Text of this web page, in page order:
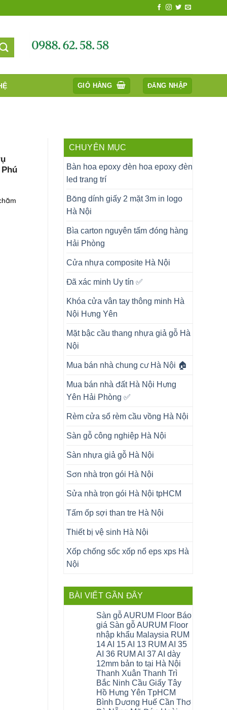
GIỎ HÀNG ĐĂNG NHẬP
CHUYÊN MỤC
Bàn hoa epoxy đèn hoa epoxy đèn
led trang trí
Băng dính giấy 2 mặt 3m in logo
Hà Nội
Bìa carton nguyên tấm đóng hàng
Hải Phòng
Cửa nhựa composite Hà Nội
Đã xác minh Uy tín ✅
Khóa cửa vân tay thông minh Hà
Nội Hưng Yên
Mặt bậc cầu thang nhựa giả gỗ Hà
Nội
Mua bán nhà chung cư Hà Nội 🏠
Mua bán nhà đất Hà Nội Hưng
Yên Hải Phòng ✅
Rèm cửa sổ rèm cầu vồng Hà Nội
Sàn gỗ công nghiệp Hà Nội
Sàn nhựa giả gỗ Hà Nội
Sơn nhà trọn gói Hà Nội
Sửa nhà trọn gói Hà Nội tpHCM
Tấm ốp sợi than tre Hà Nội
Thiết bị vệ sinh Hà Nội
Xốp chống sốc xốp nổ eps xps Hà
Nội
BÀI VIẾT GẦN ĐÂY
Sàn gỗ AURUM Floor Báo
giá Sàn gỗ AURUM Floor
nhập khẩu Malaysia RUM
14 AI 15 AI 13 RUM AI 35
AI 36 RUM AI 37 AI dày
12mm bản to tại Hà Nội
Thanh Xuân Thanh Trì
Bắc Ninh Cầu Giấy Tây
Hồ Hưng Yên TpHCM
Bình Dương Huế Cần Thơ